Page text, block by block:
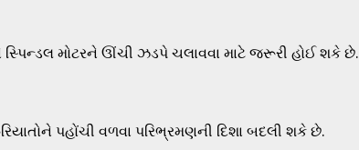
સ્પિન્ડલ મોટરને ઊંચી ઝડપે ચલાવવા માટે જરૂરી હોઈ શકે છે.
પહોંચી વળવા પરિભ્રમણની દિશા બદલી શકે છે.